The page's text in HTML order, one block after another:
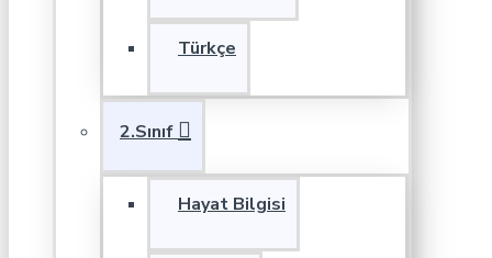
Türkçe
2.Sınıf
Hayat Bilgisi